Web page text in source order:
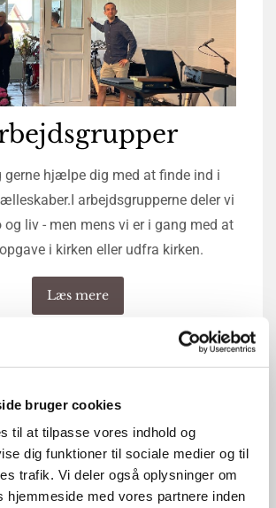
bruger cookies
til at tilpasse vores indhold og
dig funktioner til sociale medier og til
trafik. Vi deler også oplysninger om
hjemmeside med vores partnere inden
gerne hjælpe dig med at finde ind i
arbejdsgrupperne deler vi
liv - men mens vi er i gang med at
i kirken eller udfra kirken.
Læs mere